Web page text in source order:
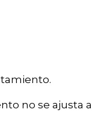
no se ajusta a